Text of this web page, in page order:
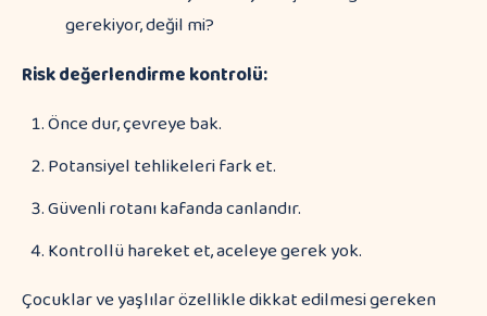
gerekiyor, değil mi?
Risk değerlendirme kontrolü:
Önce dur, çevreye bak.
Potansiyel tehlikeleri fark et.
Güvenli rotanı kafanda canlandır.
Kontrollü hareket et, aceleye gerek yok.
Çocuklar ve yaşlılar özellikle dikkat edilmesi gereken